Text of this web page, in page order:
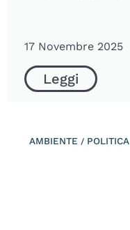
17 Novembre 2025
Leggi
AMBIENTE / POLITICA